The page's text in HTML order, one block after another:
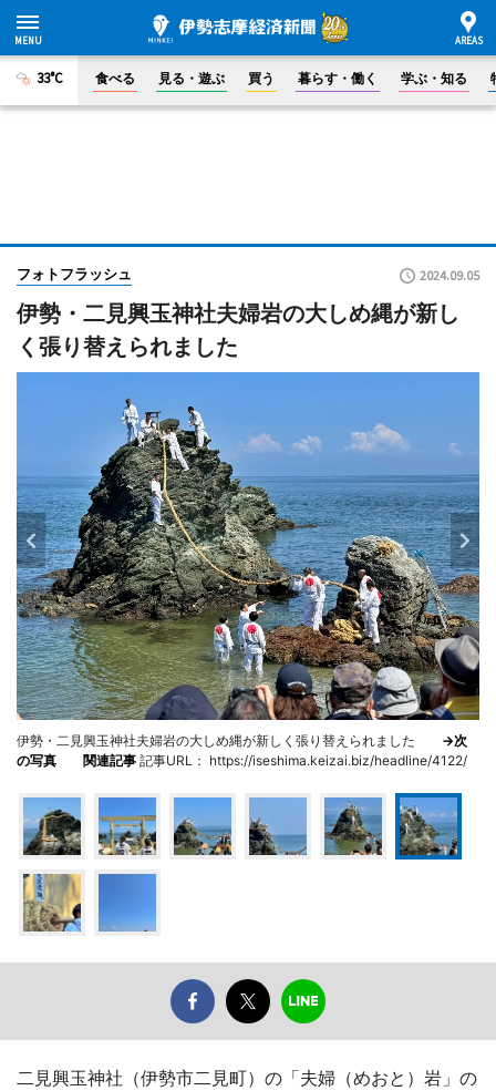
33°C 食べる 見る・遊ぶ 買う 暮らす・働く 学ぶ・知る
フォトフラッシュ 2024.09.05
伊勢・二見興玉神社夫婦岩の大しめ縄が新し
く張り替えられました
伊勢・二見興玉神社夫婦岩の大しめ縄が新しく張り替えられました →次
の写真
関連記事 記事URL： https://iseshima.keizai.biz/headline/4122/
二見興玉神社（伊勢市二見町）の「夫婦（めおと）岩」の